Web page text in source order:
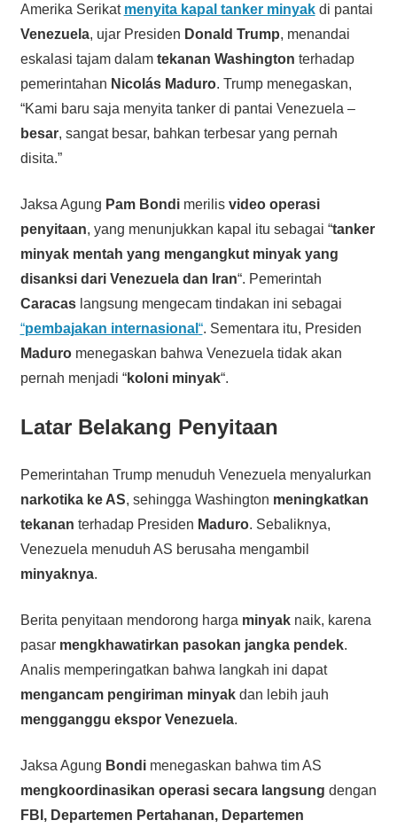
Amerika Serikat menyita kapal tanker minyakdi pantai
Venezuela, ujar Presiden Donald Trump, menandai
eskalasi tajam dalam tekanan Washington terhadap
pemerintahan Nicolás Maduro. Trump menegaskan,
“Kami baru saja menyita tanker di pantai Venezuela –
besar, sangat besar, bahkan terbesar yang pernah
disita.”
Jaksa Agung Pam Bondimerilis video operasi
penyitaan, yang menunjukkan kapal itu sebagai “tanker
minyak mentah yang mengangkut minyak yang
disanksi dari Venezuela dan Iran“. Pemerintah
Caracaslangsung mengecam tindakan ini sebagai
“pembajakan internasional “. Sementara itu, Presiden
Maduromenegaskan bahwa Venezuela tidak akan
pernah menjadi “koloni minyak“.
Latar Belakang Penyitaan
Pemerintahan Trump menuduh Venezuela menyalurkan
narkotika ke AS, sehingga Washington meningkatkan
tekanan terhadap Presiden Maduro. Sebaliknya,
Venezuela menuduh AS berusaha mengambil
minyaknya.
Berita penyitaan mendorong harga minyaknaik, karena
pasar mengkhawatirkan pasokan jangka pendek.
Analis memperingatkan bahwa langkah ini dapat
mengancam pengiriman minyakdan lebih jauh
mengganggu ekspor Venezuela.
Jaksa Agung Bondimenegaskan bahwa tim AS
mengkoordinasikan operasi secara langsung dengan
FBI, Departemen Pertahanan, Departemen